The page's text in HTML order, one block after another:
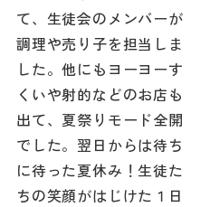
て、生徒会のメンバーが
調理や売り子を担当しま
した。他にもヨーヨーす
くいや射的などのお店も
出て、夏祭りモード全開
でした。翌日からは待ち
に待った夏休み！生徒た
ちの笑顔がはじけた１日